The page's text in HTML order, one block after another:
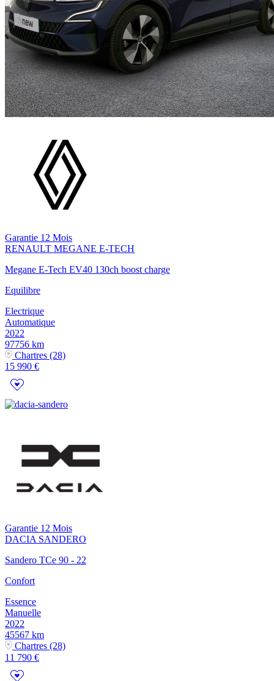
Garantie 12 Mois
RENAULT MEGANE E-TECH
Megane E-Tech EV40 130ch boost charge
Equilibre
Electrique
Automatique
2022
97756 km
Chartres (28)
15 990 €
Garantie 12 Mois
DACIA SANDERO
Sandero TCe 90 - 22
Confort
Essence
Manuelle
2022
45567 km
Chartres (28)
11 790 €